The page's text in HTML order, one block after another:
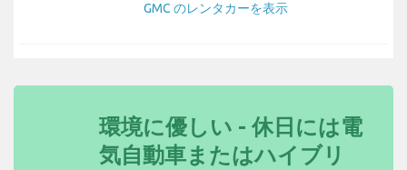
GMC のレンタカーを表示
環境に優しい - 休日には電
気自動車またはハイブリ